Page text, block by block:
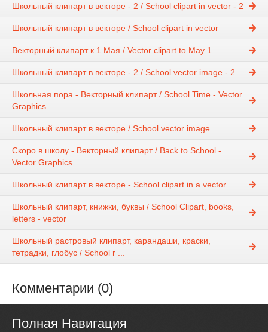
Школьный клипарт в векторе - 2 / School clipart in vector - 2
Школьный клипарт в векторе / School clipart in vector
Векторный клипарт к 1 Мая / Vector clipart to May 1
Школьный клипарт в векторе - 2 / School vector image - 2
Школьная пора - Векторный клипарт / School Time - Vector
Graphics
Школьный клипарт в векторе / School vector image
Скоро в школу - Векторный клипарт / Back to School -
Vector Graphics
Школьный клипарт в векторе - School clipart in a vector
Школьный клипарт, книжки, буквы / School Clipart, books,
letters - vector
Школьный растровый клипарт, карандаши, краски,
тетрадки, глобус / School r ...
Комментарии (0)
Полная Навигация